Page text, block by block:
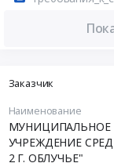
Заказчик
Наименование
МУНИЦИПАЛЬНОЕ
УЧРЕЖДЕНИЕ
2 Г. ОБЛУЧЬЕ"